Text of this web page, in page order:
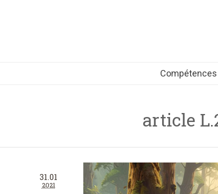
Compétences
article
31.01
2021